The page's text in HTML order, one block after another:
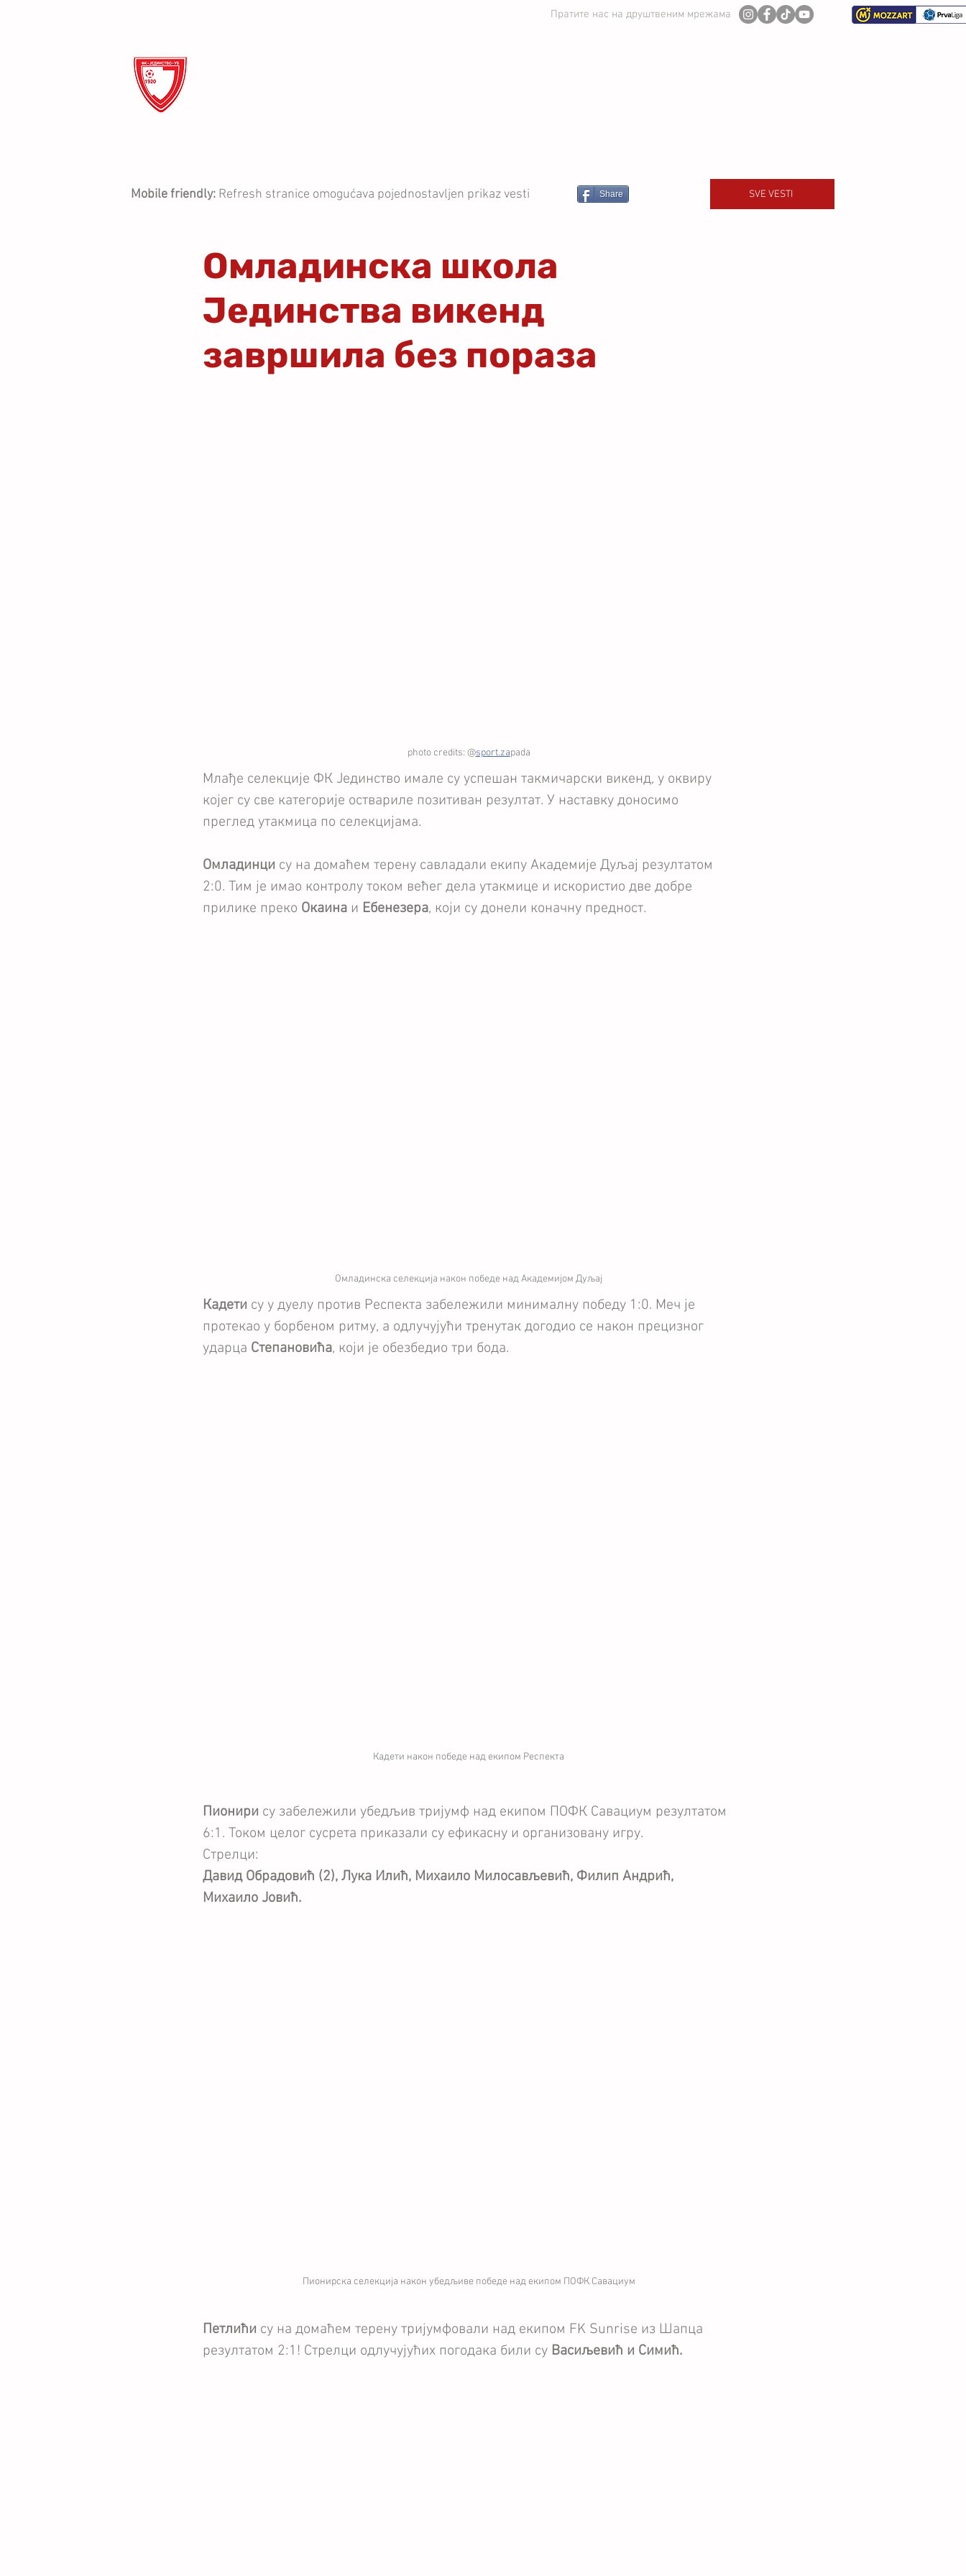
Пратите нас на друштвеним мрежама
Mobile friendly: Refresh stranice omogućava pojednostavljen prikaz vesti Share SVE VESTI
Омладинска школа
Јединства викенд
завршила без пораза
photo credits: @sport.zapada
Млађе селекције ФК Јединство имале су успешан такмичарски викенд, у оквиру
којег су све категорије оствариле позитиван резултат. У наставку доносимо
преглед утакмица по селекцијама.
Омладинци су на домаћем терену савладали екипу Академије Дуљај резултатом
2:0. Тим је имао контролу током већег дела утакмице и искористио две добре
прилике преко Окаина и Ебенезера, који су донели коначну предност.
Омладинска селекција након победе над Академијом Дуљај
Кадети су у дуелу против Респекта забележили минималну победу 1:0. Меч је
протекао у борбеном ритму, а одлучујући тренутак догодио се након прецизног
ударца Степановића, који је обезбедио три бода.
Кадети након победе над екипом Респекта
Пионири су забележили убедљив тријумф над екипом ПОФК Савациум резултатом
6:1. Током целог сусрета приказали су ефикасну и организовану игру.
Стрелци:
Давид Обрадовић (2), Лука Илић, Михаило Милосављевић, Филип Андрић,
Михаило Јовић.
Пионирска селекција након убедљиве победе над екипом ПОФК Савациум
Петлићи су на домаћем терену тријумфовали над екипом FK Sunrise из Шапца
резултатом 2:1! Стрелци одлучујућих погодака били су Васиљевић и Симић.